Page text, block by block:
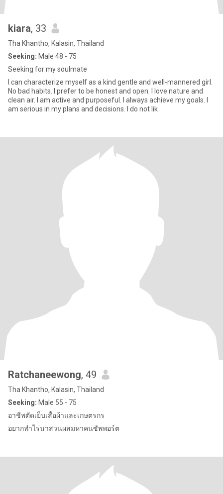
kiara, 33
Tha Khantho, Kalasin, Thailand
Seeking: Male 48 - 75
Seeking for my soulmate
I can characterize myself as a kind gentle and well-mannered girl.
No bad habits. I prefer to be honest and open. I love nature and
clean air. I am active and purposeful. I always achieve my goals. I
am serious in my plans and decisions. I do not lik
Ratchaneewong, 49
Tha Khantho, Kalasin, Thailand
Seeking: Male 55 - 75
อาชีพตัดเย็บเสื้อผ้าและเกษตรกร
อยากทำไร่นาสวนผสมหาคนซัพพอร์ต